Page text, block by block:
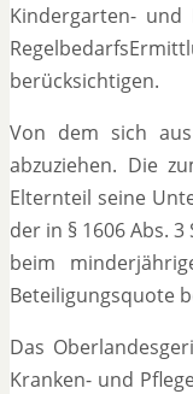
Kindergarten-
berücksichtigen.
Von dem sich
abzuziehen. Die
Elternteil seine
der in § 1606 Abs.
beim
Beteiligungsquote
Das
Kranken- und